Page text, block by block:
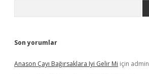
Son yorumlar
Anason Çayı Bağırsaklara Iyi Gelir Mi için admin